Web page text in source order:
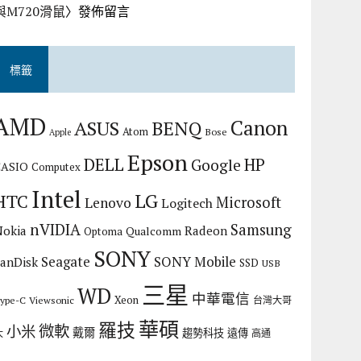
M720滑鼠〉發佈留言
標籤
Apple ASUS Atom BENQ Bose Canon
Computex DELLEpson Google HP
Intel Lenovo LGLogitechMicrosoft
nVIDIA Optoma Qualcomm Radeon Samsung
Seagate SONY SONY Mobile SSD USB
C Viewsonic WD Xeon 三星 中華電信 台灣大哥
小米微軟 戴爾 羅技華碩 趨勢科技 遠傳 高通